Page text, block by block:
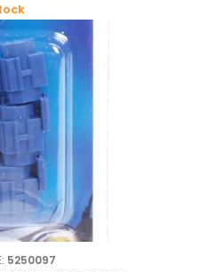
5250097